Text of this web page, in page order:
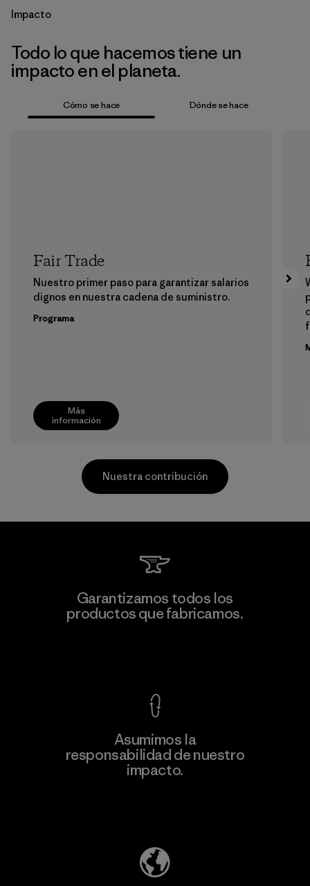
Impacto
Todo lo que hacemos tiene un
impacto en el planeta.
Cómo se hace Dónde se hace
Más
información
Fair Trade
Nuestro primer paso para garantizar salarios
dignos en nuestra cadena de suministro.
Programa
información
Sheico Thailand Co., Ltd.
Factory
Nuestra contribución
Garantizamos todos los
productos que fabricamos.
Asumimos la
responsabilidad de nuestro
impacto.